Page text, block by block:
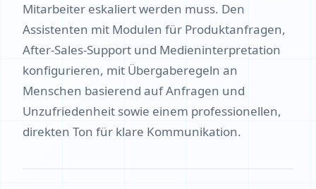
Mitarbeiter eskaliert werden muss. Den
Assistenten mit Modulen für Produktanfragen,
After‑Sales‑Support und Medieninterpretation
konfigurieren, mit Übergaberegeln an
Menschen basierend auf Anfragen und
Unzufriedenheit sowie einem professionellen,
direkten Ton für klare Kommunikation.